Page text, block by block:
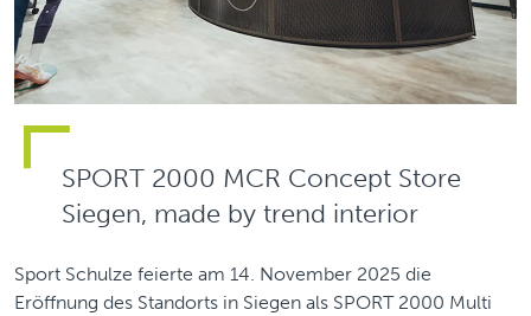
SPORT 2000 MCR Concept Store
Siegen, made by trend interior
Sport Schulze feierte am 14. November 2025 die
Eröffnung des Standorts in Siegen als SPORT 2000 Multi